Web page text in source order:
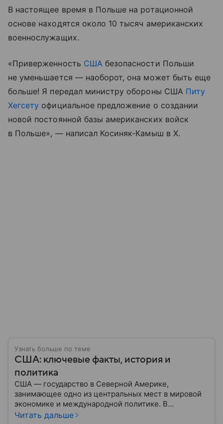
В настоящее время в Польше на ротационной
основе находятся около 10 тысяч американских
военнослужащих.
«Приверженность США безопасности Польши
не уменьшается — наоборот, она может быть еще
больше! Я передал министру обороны США Питу
Хегсету официальное предложение о создании
новой постоянной базы американских войск
в Польше», — написал Косиняк-Камыш в X.
Узнать больше по теме
США: ключевые факты, история и
политика
США — государство в Северной Америке,
занимающее одно из центральных мест в мировой
экономике и международной политике. В
материале — основные сведения об этой стране.
Читать дальше